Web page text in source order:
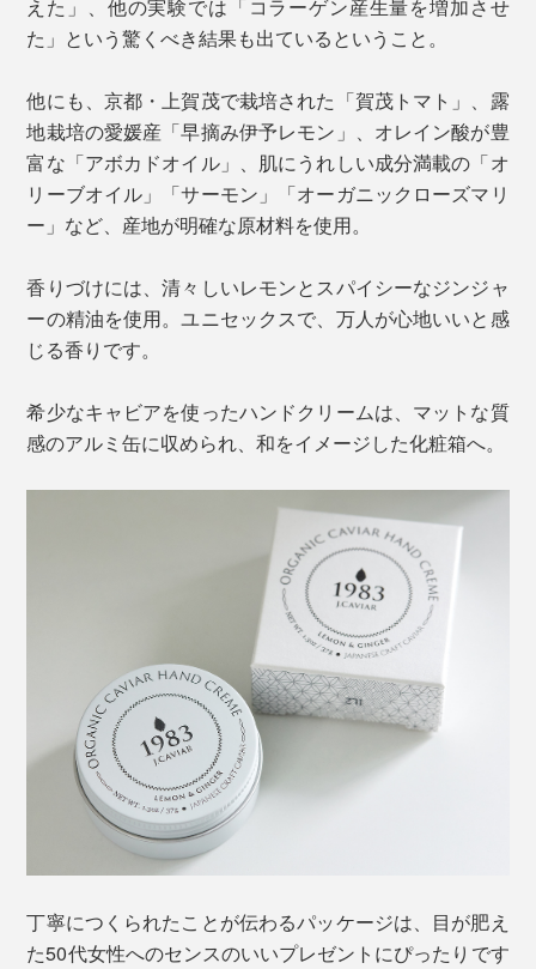
えた」、他の実験では「コラーゲン産生量を増加させ
た」という驚くべき結果も出ているということ。
他にも、京都・上賀茂で栽培された「賀茂トマト」、露
地栽培の愛媛産「早摘み伊予レモン」、オレイン酸が豊
富な「アボカドオイル」、肌にうれしい成分満載の「オ
リーブオイル」「サーモン」「オーガニックローズマリ
ー」など、産地が明確な原材料を使用。
香りづけには、清々しいレモンとスパイシーなジンジャ
ーの精油を使用。ユニセックスで、万人が心地いいと感
じる香りです。
希少なキャビアを使ったハンドクリームは、マットな質
感のアルミ缶に収められ、和をイメージした化粧箱へ。
丁寧につくられたことが伝わるパッケージは、目が肥え
た50代女性へのセンスのいいプレゼントにぴったりです